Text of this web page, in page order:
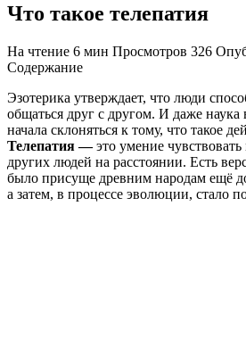
Что такое телепатия
На чтение 6 мин Просмотров 326
Содержание
Эзотерика утверждает, что люди
общаться друг с другом. И даже наука
начала склоняться к тому, что такое
Телепатия —это умение
других людей на расстоянии. Есть
было присуще древним народам ещё
а затем, в процессе эволюции, стало